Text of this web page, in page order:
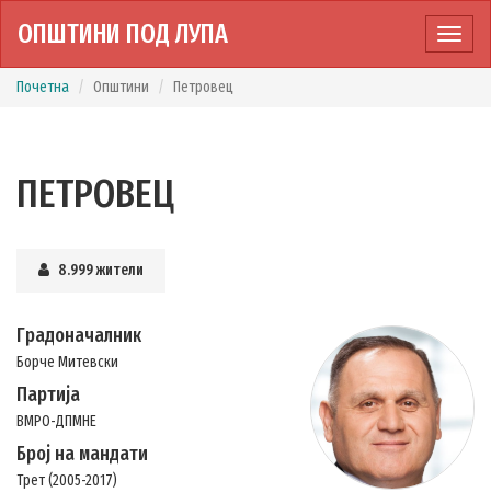
мени
ОПШТИНИ ПОД ЛУПА
Почетна Општини Петровец
ПЕТРОВЕЦ
8.999 жители
Градоначалник
Борче Митевски
Партија
ВМРО-ДПМНЕ
Број на мандати
Трет (2005-2017)